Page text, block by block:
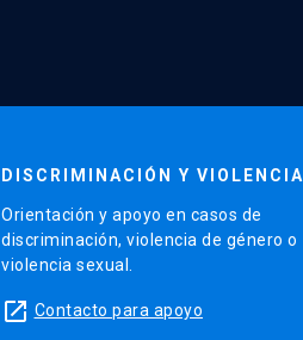
DISCRIMINACIÓN Y VIOLENCIA
Orientación y apoyo en casos de
discriminación, violencia de género o
violencia sexual.
launch Contacto para apoyo